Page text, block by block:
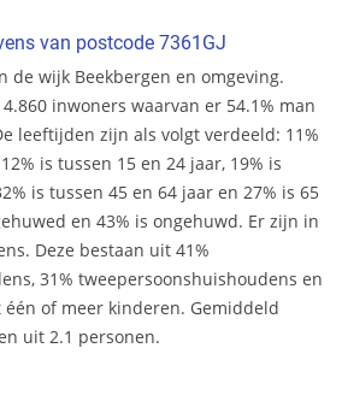
van postcode 7361GJ
de wijk Beekbergen en omgeving.
inwoners waarvan er 54.1% man
leeftijden zijn als volgt verdeeld: 11%
is tussen 15 en 24 jaar, 19% is
is tussen 45 en 64 jaar en 27% is 65
en 43% is ongehuwd. Er zijn in
Deze bestaan uit 41%
31% tweepersoonshuishoudens en
of meer kinderen. Gemiddeld
uit 2.1 personen.